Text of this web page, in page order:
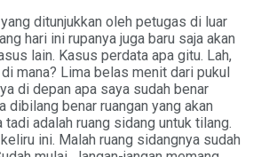
ditunjukkan oleh petugas di luar
hari ini rupanya juga baru saja akan
lain. Kasus perdata apa gitu. Lah,
mana? Lima belas menit dari pukul
di depan apa saya sudah benar
dibilang benar ruangan yang akan
adalah ruang sidang untuk tilang.
ini. Malah ruang sidangnya sudah